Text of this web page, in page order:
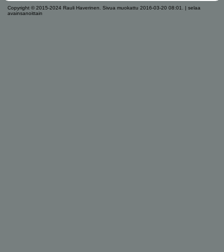
Copyright © 2015-2024 Rauli Haverinen. Sivua muokattu 2016-03-20 08:01. | selaa
avainsanoittain